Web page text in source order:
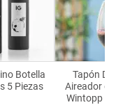
Botella
5 Piezas
Tapón
Aireador
Wintopp